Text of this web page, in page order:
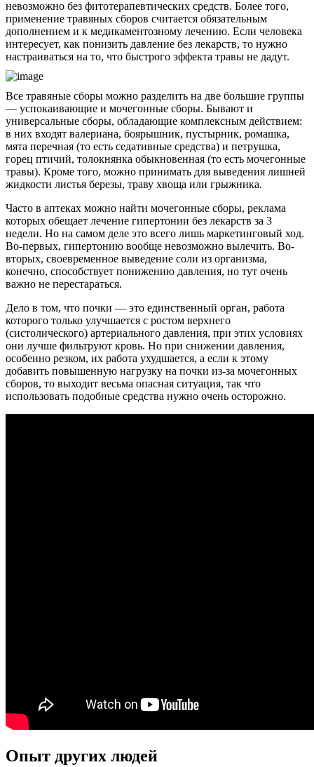
невозможно без фитотерапевтических средств. Более того,
применение травяных сборов считается обязательным
дополнением и к медикаментозному лечению. Если человека
интересует, как понизить давление без лекарств, то нужно
настраиваться на то, что быстрого эффекта травы не дадут.
Все травяные сборы можно разделить на две большие группы
— успокаивающие и мочегонные сборы. Бывают и
универсальные сборы, обладающие комплексным действием:
в них входят валериана, боярышник, пустырник, ромашка,
мята перечная (то есть седативные средства) и петрушка,
горец птичий, толокнянка обыкновенная (то есть мочегонные
травы). Кроме того, можно принимать для выведения лишней
жидкости листья березы, траву хвоща или грыжника.
Часто в аптеках можно найти мочегонные сборы, реклама
которых обещает лечение гипертонии без лекарств за 3
недели. Но на самом деле это всего лишь маркетинговый ход.
Во-первых, гипертонию вообще невозможно вылечить. Во-
вторых, своевременное выведение соли из организма,
конечно, способствует понижению давления, но тут очень
важно не перестараться.
Дело в том, что почки — это единственный орган, работа
которого только улучшается с ростом верхнего
(систолического) артериального давления, при этих условиях
они лучше фильтруют кровь. Но при снижении давления,
особенно резком, их работа ухудшается, а если к этому
добавить повышенную нагрузку на почки из-за мочегонных
сборов, то выходит весьма опасная ситуация, так что
использовать подобные средства нужно очень осторожно.
Опыт других людей